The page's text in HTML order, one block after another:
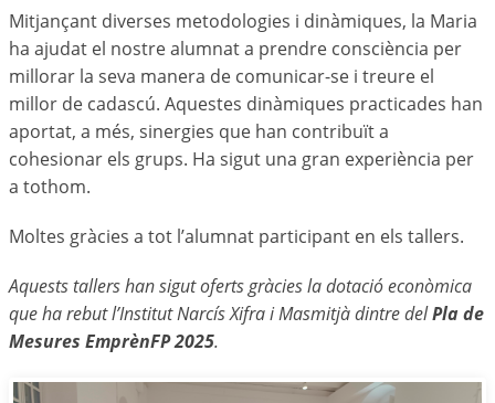
Mitjançant diverses metodologies i dinàmiques, la Maria
ha ajudat el nostre alumnat a prendre consciència per
millorar la seva manera de comunicar-se i treure el
millor de cadascú. Aquestes dinàmiques practicades han
aportat, a més, sinergies que han contribuït a
cohesionar els grups. Ha sigut una gran experiència per
a tothom.
Moltes gràcies a tot l’alumnat participant en els tallers.
Aquests tallers han sigut oferts gràcies la dotació econòmica
que ha rebut l’Institut Narcís Xifra i Masmitjà dintre delPla de
Mesures EmprènFP 2025.